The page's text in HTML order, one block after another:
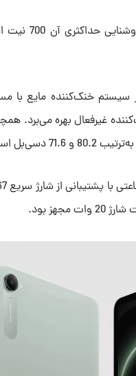
غیرفعال بهره می‌برد.
دسی‌بل است.